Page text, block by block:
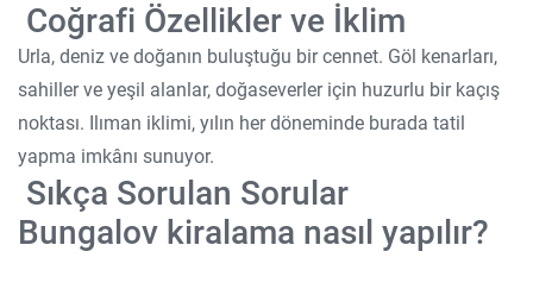
Coğrafi Özellikler ve İklim
Urla, deniz ve doğanın buluştuğu bir cennet. Göl kenarları,
sahiller ve yeşil alanlar, doğaseverler için huzurlu bir kaçış
noktası. Ilıman iklimi, yılın her döneminde burada tatil
yapma imkânı sunuyor.
Sıkça Sorulan Sorular
Bungalov kiralama nasıl yapılır?